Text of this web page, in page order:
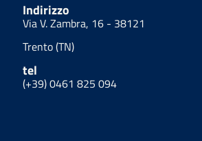
Indirizzo
Via V. Zambra, 16 - 38121
Trento (TN)
tel
(+39) 0461 825 094